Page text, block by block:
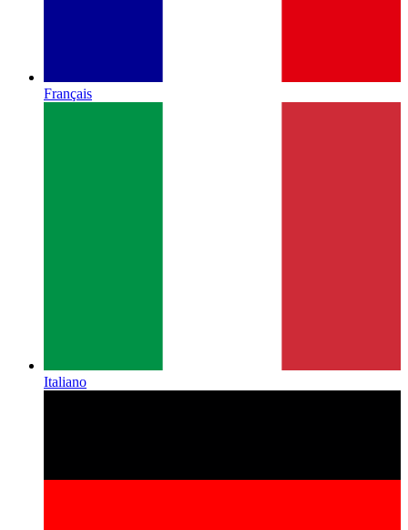
Français
Italiano